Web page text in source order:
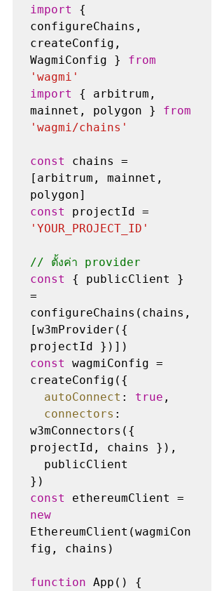
import
{
configureChains,
createConfig,
WagmiConfig } from
'wagmi'
import
{ arbitrum,
mainnet, polygon } from
'wagmi/chains'
const
chains =
[arbitrum, mainnet,
const
'YOUR_PROJECT_ID'
// ตั้งค่า provider
const
{ publicClient }
=
configureChains(chains,
[w3mProvider({
const
wagmiConfig =
createConfig({
autoConnect : true ,
connectors :
w3mConnectors({
projectId, chains }),
const
new
EthereumClient(wagmiCon
fig, chains)
function App() {